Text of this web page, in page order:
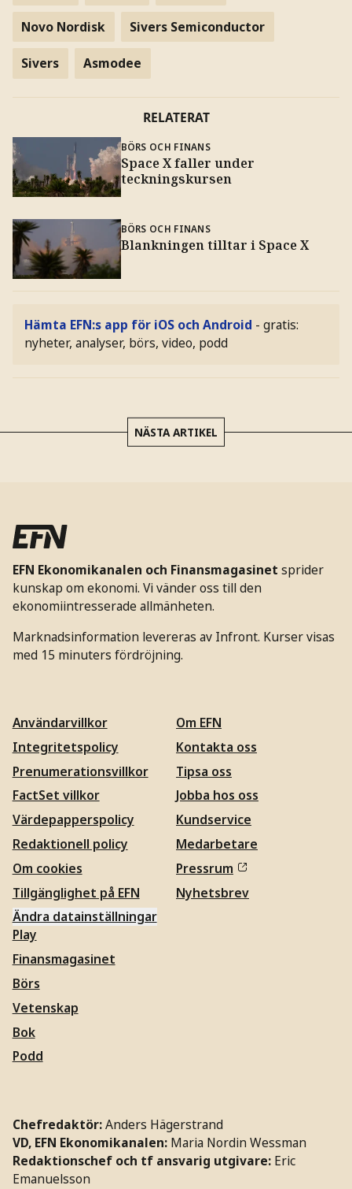
Novo Nordisk Sivers Semiconductor
Sivers Asmodee
RELATERAT
BÖRS OCH FINANS
Space X faller under
teckningskursen
BÖRS OCH FINANS
Blankningen tilltar i Space X
Hämta EFN:s app för iOS och Android - gratis:
nyheter, analyser, börs, video, podd
NÄSTA ARTIKEL
EFN Ekonomikanalen och Finansmagasinet sprider
kunskap om ekonomi. Vi vänder oss till den
ekonomiintresserade allmänheten.
Marknadsinformation levereras av Infront. Kurser visas
med 15 minuters fördröjning.
Användarvillkor
Integritetspolicy
Prenumerationsvillkor
FactSet villkor
Värdepapperspolicy
Redaktionell policy
Om cookies
Tillgänglighet på EFN
Ändra datainställningar
Om EFN
Kontakta oss
Tipsa oss
Jobba hos oss
Kundservice
Medarbetare
Pressrum
Nyhetsbrev
Play
Finansmagasinet
Börs
Vetenskap
Bok
Podd
Chefredaktör:Anders Hägerstrand
VD, EFN Ekonomikanalen: Maria Nordin Wessman
Redaktionschef och tf ansvarig utgivare: Eric
Emanuelsson